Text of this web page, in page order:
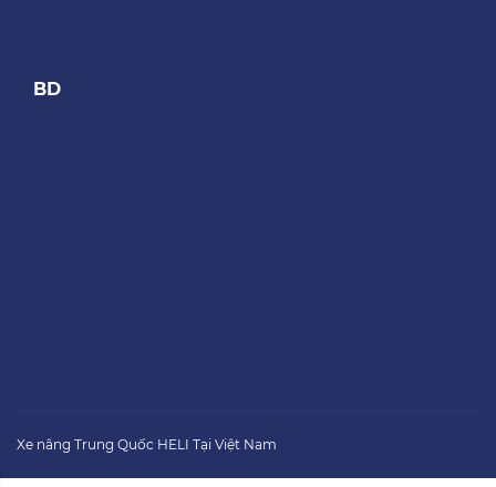
BD
Xe nâng Trung Quốc HELI Tại Việt Nam